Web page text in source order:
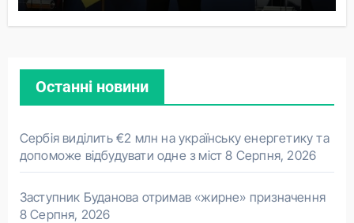
Останні новини
Сербія виділить €2 млн на українську енергетику та
допоможе відбудувати одне з міст 8 Серпня, 2026
Заступник Буданова отримав «жирне» призначення
8 Серпня, 2026